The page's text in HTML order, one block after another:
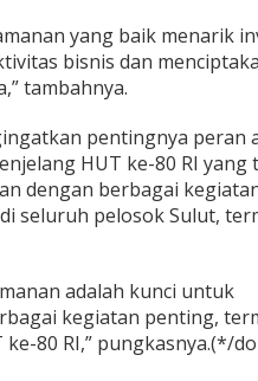
yang baik menarik
bisnis dan
tambahnya.
pentingnya peran
HUT ke-80 RI yang
dengan berbagai
seluruh pelosok Sulut,
adalah kunci untuk
kegiatan penting,
ke-80 RI,” pungkasnya.(*/